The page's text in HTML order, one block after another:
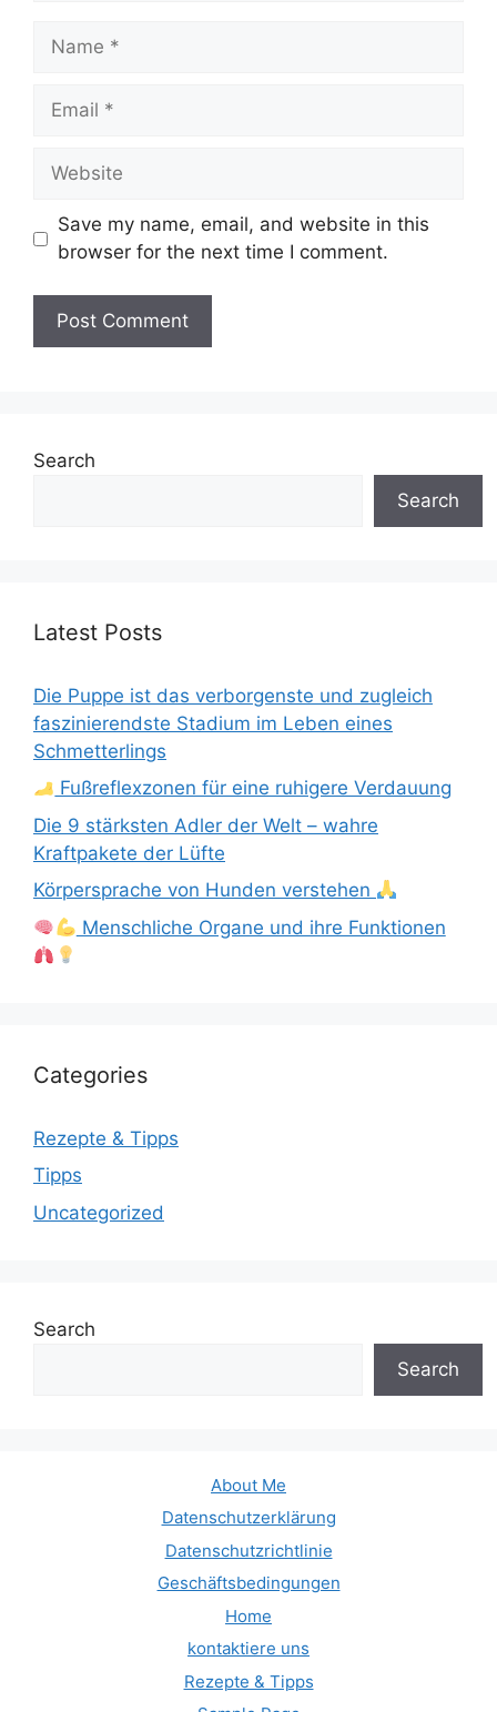
Name
Email
Website
Save my name, email, and website in this
browser for the next time I comment.
Search
Search
Latest Posts
Die Puppe ist das verborgenste und zugleich
faszinierendste Stadium im Leben eines
Schmetterlings
Fußreflexzonen für eine ruhigere Verdauung
Die 9 stärksten Adler der Welt – wahre
Kraftpakete der Lüfte
Körpersprache von Hunden verstehen
Menschliche Organe und ihre Funktionen
Categories
Rezepte & Tipps
Tipps
Uncategorized
Search
Search
About Me
Datenschutzerklärung
Datenschutzrichtlinie
Geschäftsbedingungen
Home
kontaktiere uns
Rezepte & Tipps